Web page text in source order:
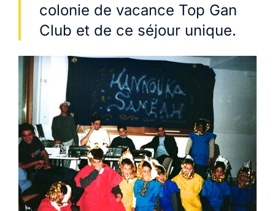
colonie de vacance Top Gan
Club et de ce séjour unique.